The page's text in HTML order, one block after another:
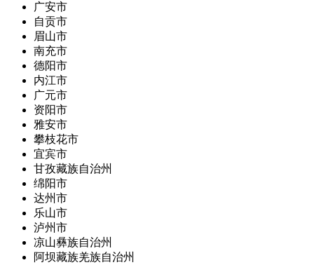
广安市
自贡市
眉山市
南充市
德阳市
内江市
广元市
资阳市
雅安市
攀枝花市
宜宾市
甘孜藏族自治州
绵阳市
达州市
乐山市
泸州市
凉山彝族自治州
阿坝藏族羌族自治州